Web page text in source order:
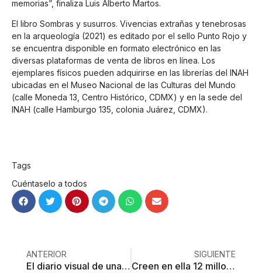
memorias”, finaliza Luis Alberto Martos.
El libro Sombras y susurros. Vivencias extrañas y tenebrosas
en la arqueología (2021) es editado por el sello Punto Rojo y
se encuentra disponible en formato electrónico en las
diversas plataformas de venta de libros en línea. Los
ejemplares físicos pueden adquirirse en las librerías del INAH
ubicadas en el Museo Nacional de las Culturas del Mundo
(calle Moneda 13, Centro Histórico, CDMX) y en la sede del
INAH (calle Hamburgo 135, colonia Juárez, CDMX).
Tags
Cuéntaselo a todos
ANTERIOR
El diario visual de una escritora surrealista
SIGUIENTE
Creen en ella 12 millones en AL